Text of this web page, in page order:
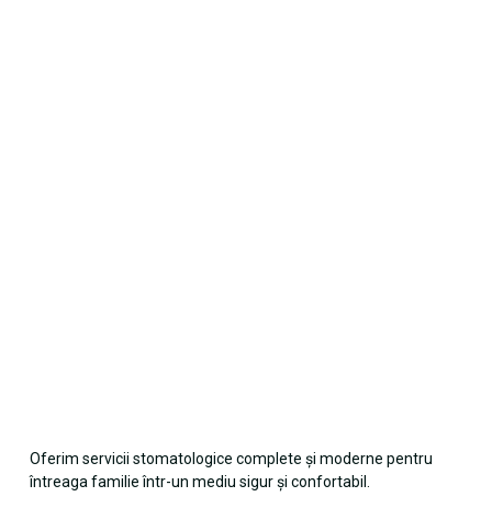
Oferim servicii stomatologice complete și moderne pentru
întreaga familie într-un mediu sigur și confortabil.